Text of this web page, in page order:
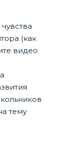
(как
видео
тему